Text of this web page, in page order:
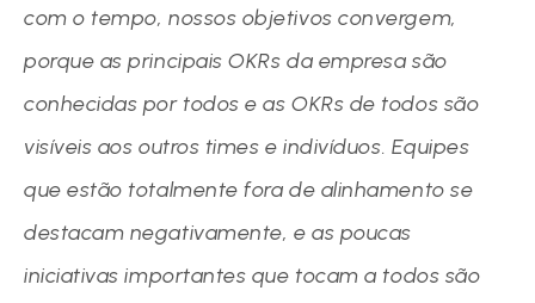
com o tempo, nossos objetivos convergem,
porque as principais OKRs da empresa são
conhecidas por todos e as OKRs de todos são
visíveis aos outros times e indivíduos. Equipes
que estão totalmente fora de alinhamento se
destacam negativamente, e as poucas
iniciativas importantes que tocam a todos são